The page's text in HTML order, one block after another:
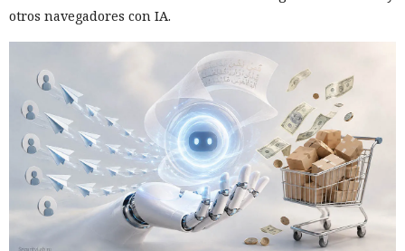
otros navegadores con IA.